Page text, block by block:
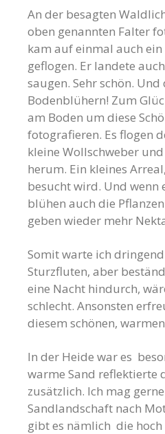
An der besagten
oben genannten Falter
kam auf einmal auch
geflogen. Er landete
saugen. Sehr schön. Und
Bodenblühern! Zum
am Boden um diese
fotografieren. Es flogen
kleine Wollschweber
herum. Ein kleines
besucht wird. Und wenn
blühen auch die
geben wieder mehr
Somit warte ich
Sturzfluten, aber
eine Nacht hindurch,
schlecht. Ansonsten
diesem schönen,
In der Heide war es
warme Sand reflektierte
zusätzlich. Ich mag
Sandlandschaft nach
gibt es nämlich die hoch